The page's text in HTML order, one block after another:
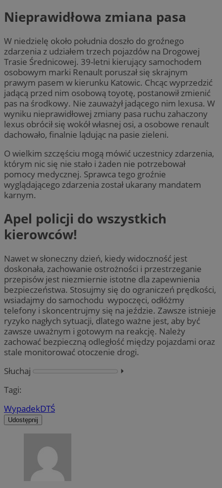
Nieprawidłowa zmiana pasa
W niedzielę około południa doszło do groźnego
zdarzenia z udziałem trzech pojazdów na Drogowej
Trasie Średnicowej. 39-letni kierujący samochodem
osobowym marki Renault poruszał się skrajnym
prawym pasem w kierunku Katowic. Chcąc wyprzedzić
jadącą przed nim osobową toyotę, postanowił zmienić
pas na środkowy. Nie zauważył jadącego nim lexusa. W
wyniku nieprawidłowej zmiany pasa ruchu zahaczony
lexus obrócił się wokół własnej osi, a osobowe renault
dachowało, finalnie lądując na pasie zieleni.
O wielkim szczęściu mogą mówić uczestnicy zdarzenia,
którym nic się nie stało i żaden nie potrzebował
pomocy medycznej. Sprawca tego groźnie
wyglądającego zdarzenia został ukarany mandatem
karnym.
Apel policji do wszystkich
kierowców!
Nawet w słoneczny dzień, kiedy widoczność jest
doskonała, zachowanie ostrożności i przestrzeganie
przepisów jest niezmiernie istotne dla zapewnienia
bezpieczeństwa. Stosujmy się do ograniczeń prędkości,
wsiadajmy do samochodu wypoczęci, odłóżmy
telefony i skoncentrujmy się na jeździe. Zawsze istnieje
ryzyko nagłych sytuacji, dlatego ważne jest, aby być
zawsze uważnym i gotowym na reakcję. Należy
zachować bezpieczną odległość między pojazdami oraz
stale monitorować otoczenie drogi.
Słuchaj
⏵︎
Tagi:
WypadekDTŚ
Udostępnij